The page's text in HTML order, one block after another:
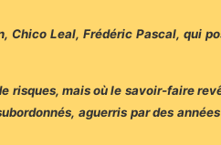
Chico Leal, Frédéric Pascal, qui
risques, mais où le savoir-faire
aguerris par des